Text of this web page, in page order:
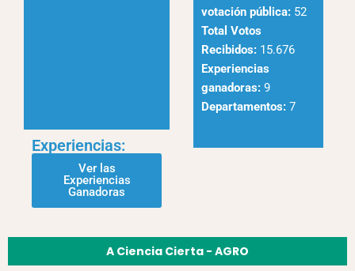
A Ciencia Cierta - AGRO
Experiencias:
Ver las
Experiencias
Ganadoras
votación pública: 52
Total Votos
Recibidos: 15.676
Experiencias
ganadoras: 9
Departamentos: 7